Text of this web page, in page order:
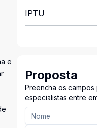
e
IPTU
Proposta
Preencha os campos
especialistas entre